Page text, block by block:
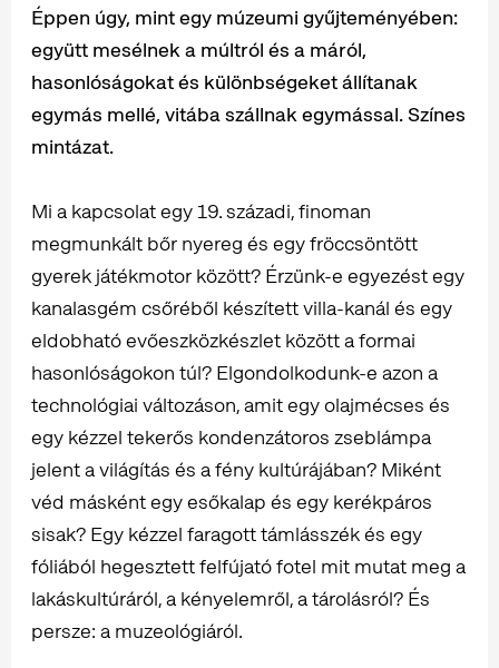
Éppen úgy, mint egy múzeumi gyűjteményében:
együtt mesélnek a múltról és a máról,
hasonlóságokat és különbségeket állítanak
egymás mellé, vitába szállnak egymással. Színes
mintázat.
Mi a kapcsolat egy 19. századi, finoman
megmunkált bőr nyereg és egy fröccsöntött
gyerek játékmotor között? Érzünk-e egyezést egy
kanalasgém csőréből készített villa-kanál és egy
eldobható evőeszközkészlet között a formai
hasonlóságokon túl? Elgondolkodunk-e azon a
technológiai változáson, amit egy olajmécses és
egy kézzel tekerős kondenzátoros zseblámpa
jelent a világítás és a fény kultúrájában? Miként
véd másként egy esőkalap és egy kerékpáros
sisak? Egy kézzel faragott támlásszék és egy
fóliából hegesztett felfújató fotel mit mutat meg a
lakáskultúráról, a kényelemről, a tárolásról? És
persze: a muzeológiáról.